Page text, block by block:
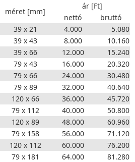
méret [mm]
ár [Ft]
nettó
bruttó
39 x 21 4.000
5.080
39 x 43 8.000
10.160
39 x 66 12.000
15.240
79 x 43 16.000
20.320
79 x 66 24.000
30.480
79 x 89 32.000
40.640
120 x 66 36.000
45.720
79 x 112 40.000
50.800
120 x 89 48.000
60.960
79 x 158 56.000
71.120
120 x 112 60.000
76.200
79 x 181 64.000
81.280